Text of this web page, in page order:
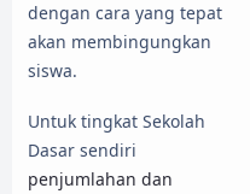
dengan cara yang tepat
akan membingungkan
siswa.
Untuk tingkat Sekolah
Dasar sendiri
penjumlahan dan